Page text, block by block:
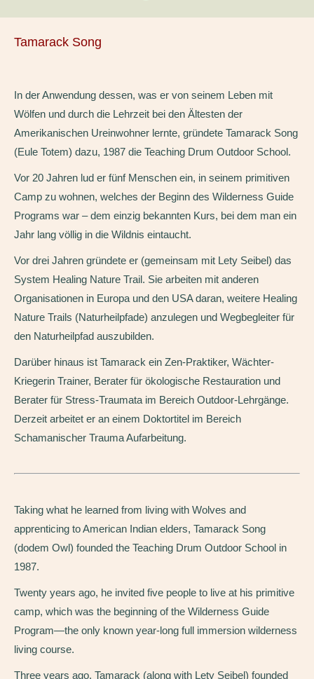
Tamarack Song
In der Anwendung dessen, was er von seinem Leben mit
Wölfen und durch die Lehrzeit bei den Ältesten der
Amerikanischen Ureinwohner lernte, gründete Tamarack Song
(Eule Totem) dazu, 1987 die Teaching Drum Outdoor School.
Vor 20 Jahren lud er fünf Menschen ein, in seinem primitiven
Camp zu wohnen, welches der Beginn des Wilderness Guide
Programs war – dem einzig bekannten Kurs, bei dem man ein
Jahr lang völlig in die Wildnis eintaucht.
Vor drei Jahren gründete er (gemeinsam mit Lety Seibel) das
System Healing Nature Trail. Sie arbeiten mit anderen
Organisationen in Europa und den USA daran, weitere Healing
Nature Trails (Naturheilpfade) anzulegen und Wegbegleiter für
den Naturheilpfad auszubilden.
Darüber hinaus ist Tamarack ein Zen-Praktiker, Wächter-
Kriegerin Trainer, Berater für ökologische Restauration und
Berater für Stress-Traumata im Bereich Outdoor-Lehrgänge.
Derzeit arbeitet er an einem Doktortitel im Bereich
Schamanischer Trauma Aufarbeitung.
Taking what he learned from living with Wolves and
apprenticing to American Indian elders, Tamarack Song
(dodem Owl) founded the Teaching Drum Outdoor School in
1987.
Twenty years ago, he invited five people to live at his primitive
camp, which was the beginning of the Wilderness Guide
Program—the only known year-long full immersion wilderness
living course.
Three years ago, Tamarack (along with Lety Seibel) founded